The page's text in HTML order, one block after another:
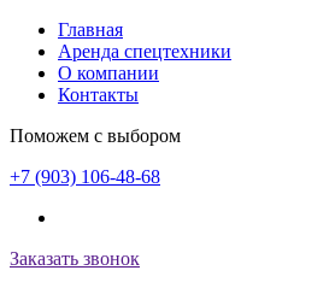
Главная
Аренда спецтехники
О компании
Контакты
Поможем с выбором
+7 (903) 106-48-68
Заказать звонок